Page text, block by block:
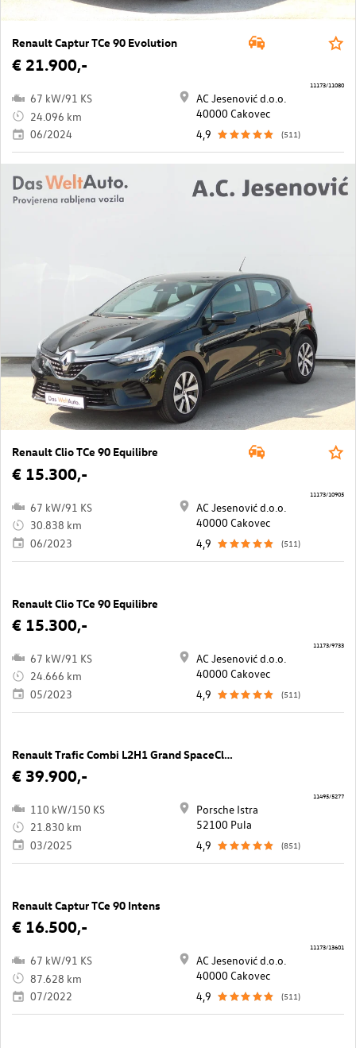
Renault Captur TCe 90 Evolution
€ 21.900,-
67 kW/91 KS
24.096 km
06/2024
AC Jesenović d.o.o.
40000 Cakovec
4,9
(511)
11173/11080
Renault Clio TCe 90 Equilibre
€ 15.300,-
67 kW/91 KS
30.838 km
06/2023
AC Jesenović d.o.o.
40000 Cakovec
4,9
(511)
11173/10905
Renault Clio TCe 90 Equilibre
€ 15.300,-
67 kW/91 KS
24.666 km
05/2023
AC Jesenović d.o.o.
40000 Cakovec
4,9
(511)
11173/9733
Renault Trafic Combi L2H1 Grand SpaceClass
€ 39.900,-
110 kW/150 KS
21.830 km
03/2025
Porsche Istra
52100 Pula
4,9
(851)
11495/5277
Renault Captur TCe 90 Intens
€ 16.500,-
67 kW/91 KS
87.628 km
07/2022
AC Jesenović d.o.o.
40000 Cakovec
4,9
(511)
11173/13601